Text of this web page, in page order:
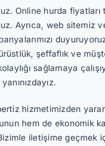
Online hurda fiyatları
Ayrıca, web sitemiz
şeffaflık ve
sağlamaya
hizmetimizden
hem de ekonomik
iletişime geçmek